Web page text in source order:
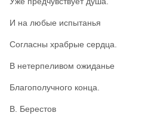
И на любые испытанья
Согласны храбрые сердца.
В нетерпеливом ожиданье
Благополучного конца.
В. Берестов